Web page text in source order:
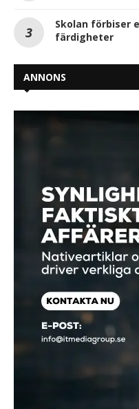
Skolan förbiser
färdigheter
ANNONS